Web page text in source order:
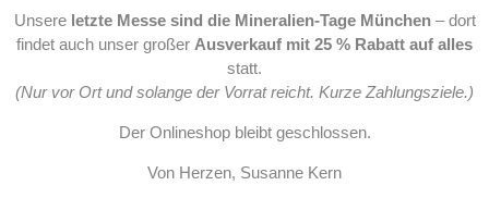
Unsere letzte Messe sind die Mineralien-Tage München– dort
findet auch unser großer Ausverkauf mit 25 % Rabatt auf alles
statt.
(Nur vor Ort und solange der Vorrat reicht. Kurze Zahlungsziele.)
Der Onlineshop bleibt geschlossen.
Von Herzen, Susanne Kern